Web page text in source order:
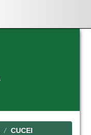
CUCEI